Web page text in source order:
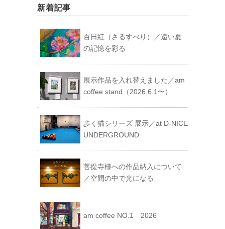
ゴ
リ
ー
新着記事
百日紅（さるすべり）／遠い夏
の記憶を彩る
展示作品を入れ替えました／am
coffee stand（2026.6.1〜）
歩く猫シリーズ 展示／at D-NICE
UNDERGROUND
菩提寺様への作品納入について
／空間の中で光になる
am coffee NO.1 2026